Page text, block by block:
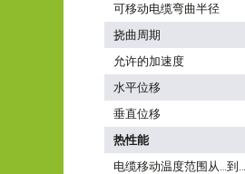
可移动电缆弯曲半径
挠曲周期
允许的加速度
水平位移
垂直位移
热性能
电缆移动温度范围从…到…